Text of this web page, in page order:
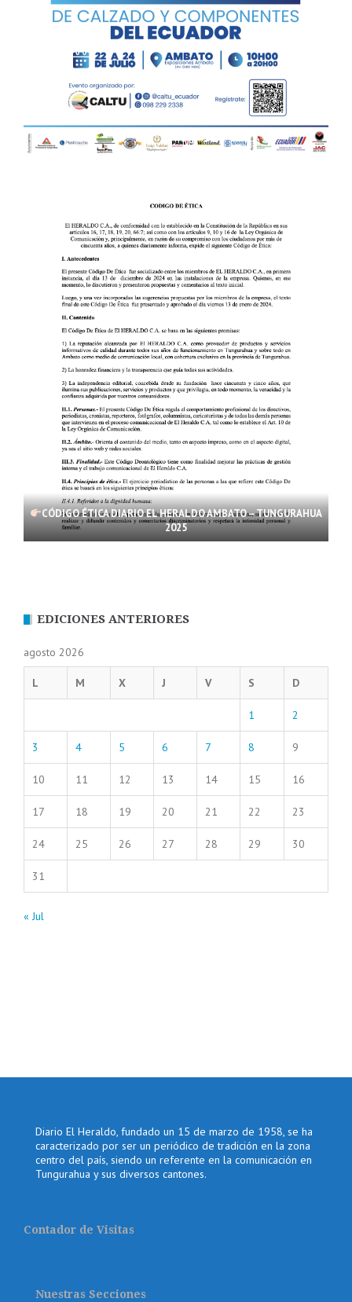
CÓDIGO ÉTICA DIARIO EL HERALDO AMBATO – TUNGURAHUA
2025
EDICIONES ANTERIORES
agosto 2026
L M X J V S D
1 2
3 4 5 6 7 8 9
10 11 12 13 14 15 16
17 18 19 20 21 22 23
24 25 26 27 28 29 30
31
« Jul
Diario El Heraldo, fundado un 15 de marzo de 1958, se ha
caracterizado por ser un periódico de tradición en la zona
centro del país, siendo un referente en la comunicación en
Tungurahua y sus diversos cantones.
Contador de Visitas
Nuestras Secciones